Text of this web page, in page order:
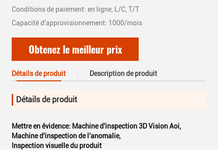
Conditions de paiement: en ligne, L/C, T/T
Capacité d'approvisionnement: 1000/mois
Obtenez le meilleur prix
Détails de produit Description de produit
Détails de produit
Mettre en évidence: Machine d'inspection 3D Vision Aoi,
Machine d'inspection de l'anomalie,
Inspection visuelle du produit